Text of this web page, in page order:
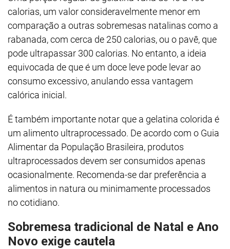
calorias, um valor consideravelmente menor em
comparação a outras sobremesas natalinas como a
rabanada, com cerca de 250 calorias, ou o pavê, que
pode ultrapassar 300 calorias. No entanto, a ideia
equivocada de que é um doce leve pode levar ao
consumo excessivo, anulando essa vantagem
calórica inicial.
É também importante notar que a gelatina colorida é
um alimento ultraprocessado. De acordo com o Guia
Alimentar da População Brasileira, produtos
ultraprocessados devem ser consumidos apenas
ocasionalmente. Recomenda-se dar preferência a
alimentos in natura ou minimamente processados
no cotidiano.
Sobremesa tradicional de Natal e Ano
Novo exige cautela